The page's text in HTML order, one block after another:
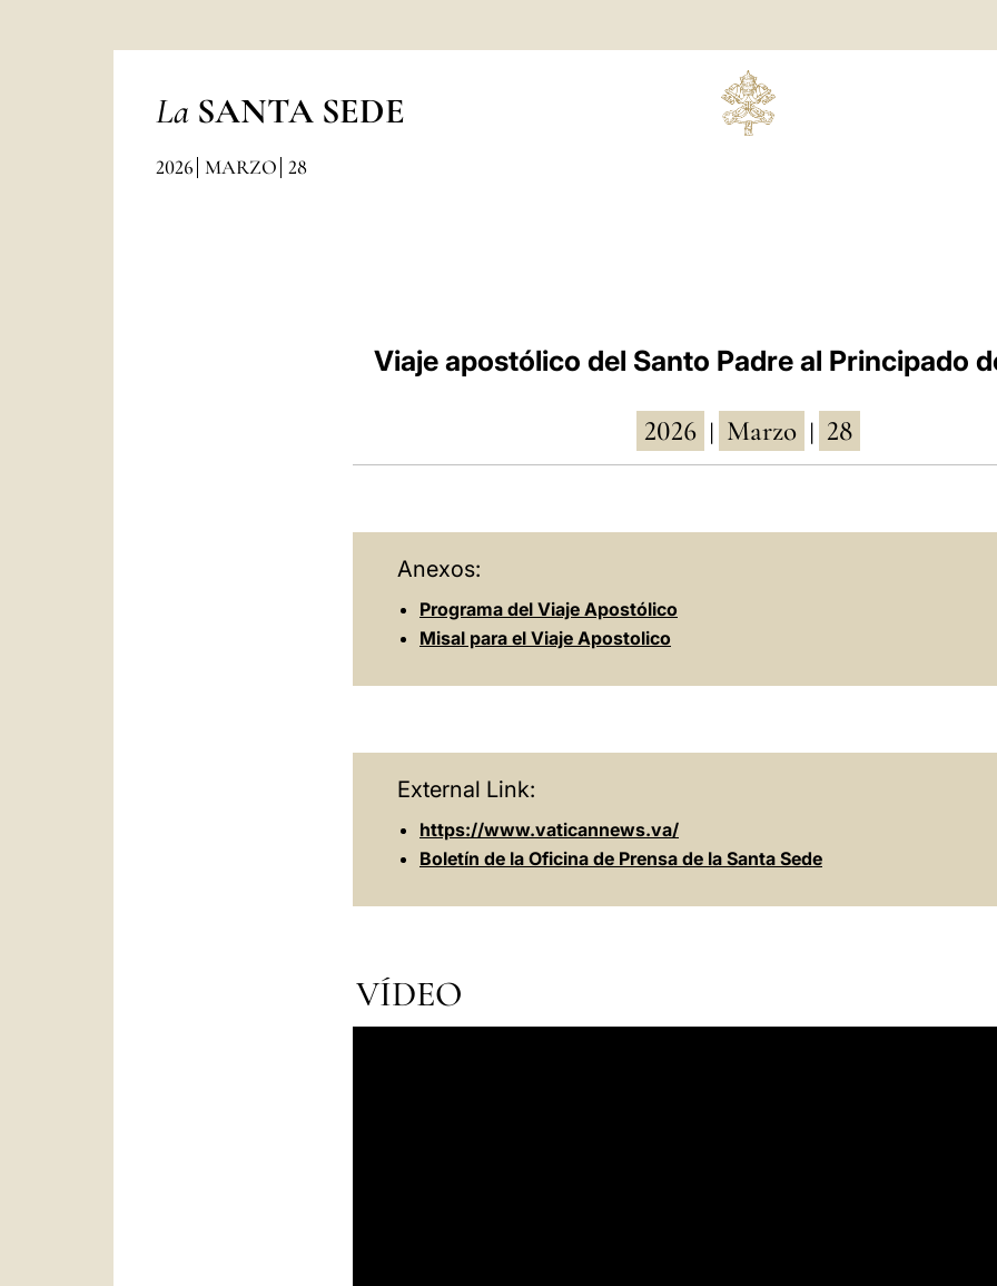
La SANTA SEDE
2026 MARZO 28
Viaje apostólico del Santo Padre al Principado
2026 Marzo 28
Anexos:
Programa del Viaje Apostólico
Misal para el Viaje Apostolico
External Link:
https://www.vaticannews.va/
Boletín de la Oficina de Prensa de la Santa Sede
VÍDEO